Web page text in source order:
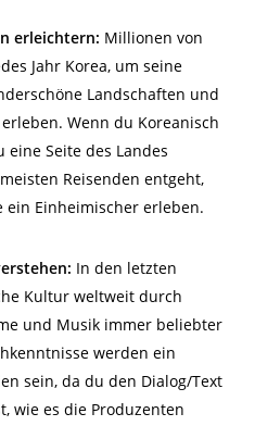
erleichtern: Millionen von
Jahr Korea, um seine
Landschaften und
Wenn du Koreanisch
eine Seite des Landes
Reisenden entgeht,
ein Einheimischer erleben.
In den letzten
Kultur weltweit durch
und Musikimmer beliebter
werden ein
sein, da du den Dialog/Text
wie es die Produzenten